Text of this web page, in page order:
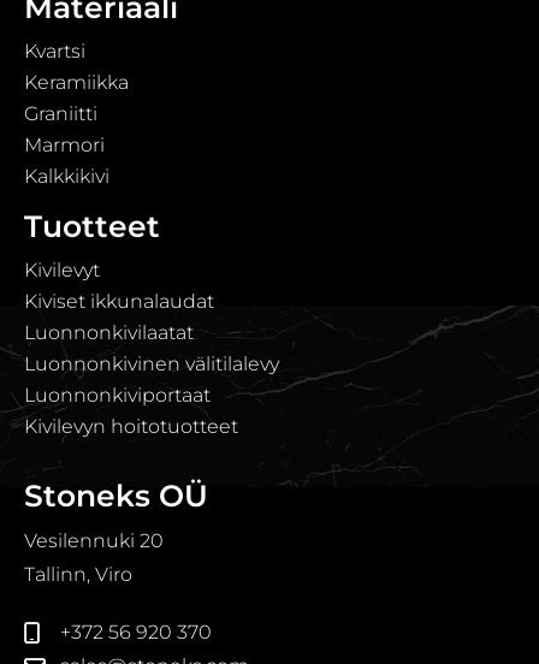
Kvartsi
Keramiikka
Graniitti
Marmori
Kalkkikivi
Tuotteet
Kivilevyt
Kiviset ikkunalaudat
Luonnonkivilaatat
Luonnonkivinen välitilalevy
Luonnonkiviportaat
Kivilevyn hoitotuotteet
Stoneks OÜ
Vesilennuki 20
Tallinn, Viro
+372 56 920 370